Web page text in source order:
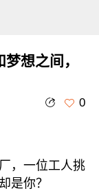
想之间，
0
，一位工人挑
是你？